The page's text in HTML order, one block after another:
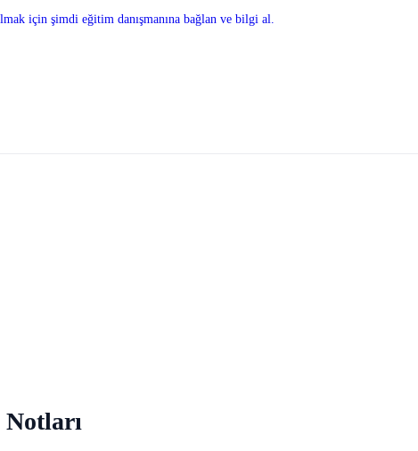
için şimdi eğitim danışmanına bağlan ve bilgi al.